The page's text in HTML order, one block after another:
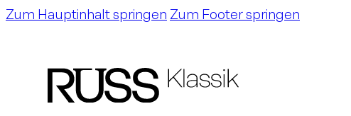
Zum Hauptinhalt springen Zum Footer springen